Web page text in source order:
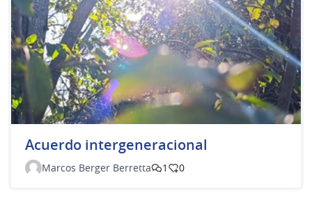
Acuerdo intergeneracional
Marcos Berger Berretta 1 0